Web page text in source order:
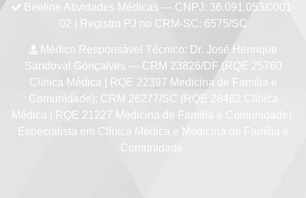
Beeline Atividades Médicas — CNPJ: 36.091.053/0001-
02 | Registro PJ no CRM-SC: 6575/SC
Médico Responsável Técnico: Dr. José Henrique
Sandoval Gonçalves — CRM 23826/DF (RQE 25760
Clínica Médica | RQE 22397 Medicina de Família e
Comunidade); CRM 26277/SC (RQE 28482 Clínica
Médica | RQE 21227 Medicina de Família e Comunidade).
Especialista em Clínica Médica e Medicina de Família e
Comunidade.